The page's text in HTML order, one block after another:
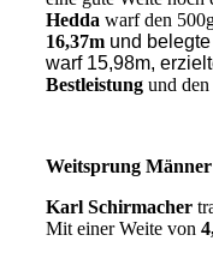
Hedda warf den
16,37mund belegte
warf 15,98m,
Bestleistungund den
Weitsprung Männer
Karl Schirmacher
Mit einer Weite von